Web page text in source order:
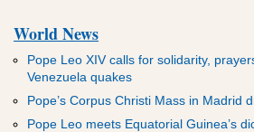
World News
Pope Leo XIV calls for solidarity,
Venezuela quakes
Pope’s Corpus Christi Mass in Madrid
Pope Leo meets Equatorial Guinea’s